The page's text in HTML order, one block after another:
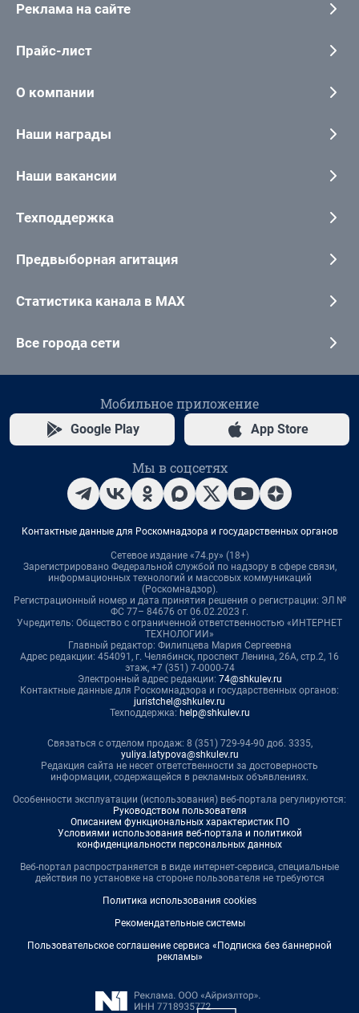
Реклама на сайте
Прайс-лист
О компании
Наши награды
Наши вакансии
Техподдержка
Предвыборная агитация
Статистика канала в MAX
Все города сети
Мобильное приложение
Google Play App Store
Мы в соцсетях
Контактные данные для Роскомнадзора и государственных органов
Сетевое издание «74.ру» (18+)
Зарегистрировано Федеральной службой по надзору в сфере связи,
информационных технологий и массовых коммуникаций
(Роскомнадзор).
Регистрационный номер и дата принятия решения о регистрации: ЭЛ №
ФС 77– 84676 от 06.02.2023 г.
Учредитель: Общество с ограниченной ответственностью «ИНТЕРНЕТ
ТЕХНОЛОГИИ»
Главный редактор: Филипцева Мария Сергеевна
Адрес редакции: 454091, г. Челябинск, проспект Ленина, 26А, стр.2, 16
этаж, +7 (351) 7-0000-74
Электронный адрес редакции: 74@shkulev.ru
Контактные данные для Роскомнадзора и государственных органов:
juristchel@shkulev.ru
Техподдержка: help@shkulev.ru
Связаться с отделом продаж: 8 (351) 729-94-90 доб. 3335,
yuliya.latypova@shkulev.ru
Редакция сайта не несет ответственности за достоверность
информации, содержащейся в рекламных объявлениях.
Особенности эксплуатации (использования) веб-портала регулируются:
Руководством пользователя
Описанием функциональных характеристик ПО
Условиями использования веб-портала и политикой
конфиденциальности персональных данных
Веб-портал распространяется в виде интернет-сервиса, специальные
действия по установке на стороне пользователя не требуются
Политика использования cookies
Рекомендательные системы
Пользовательское соглашение сервиса «Подписка без баннерной
рекламы»